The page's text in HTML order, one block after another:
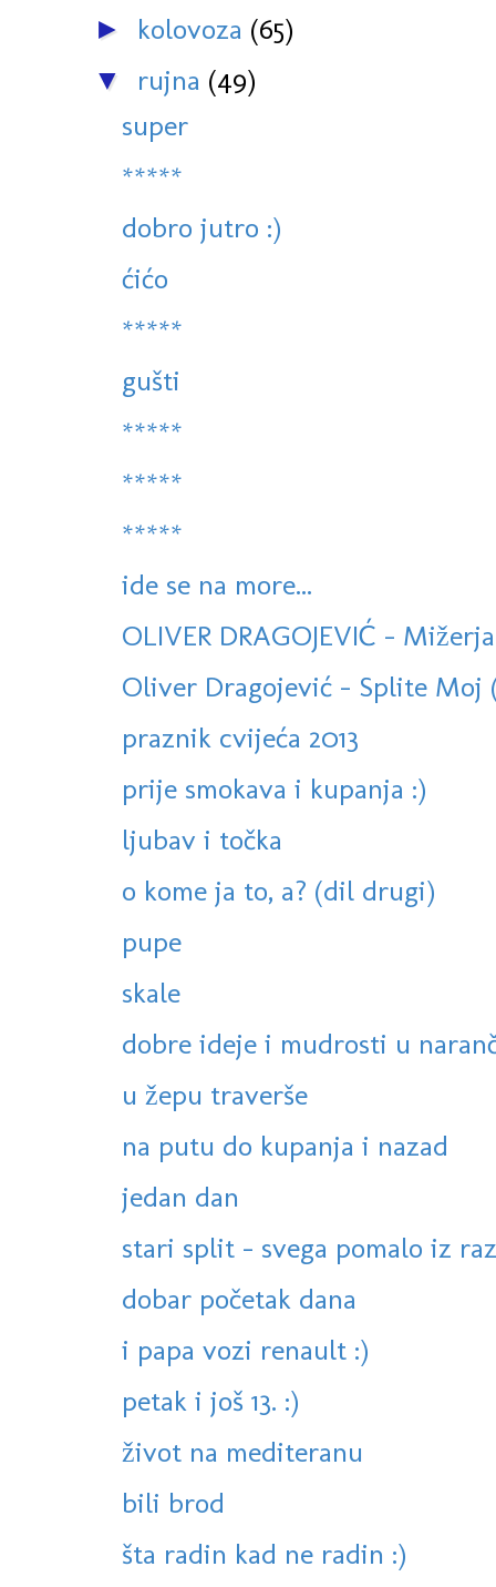
► kolovoza (65)
▼ rujna (49)
super
*****
dobro jutro :)
ćićo
*****
gušti
*****
*****
*****
ide se na more...
OLIVER DRAGOJEVIĆ - Mižerja
Oliver Dragojević - Splite Moj
praznik cvijeća 2013
prije smokava i kupanja :)
ljubav i točka
o kome ja to, a? (dil drugi)
pupe
skale
dobre ideje i mudrosti u
u žepu traverše
na putu do kupanja i nazad
jedan dan
stari split - svega pomalo iz
dobar početak dana
i papa vozi renault :)
petak i još 13. :)
život na mediteranu
bili brod
šta radin kad ne radin :)